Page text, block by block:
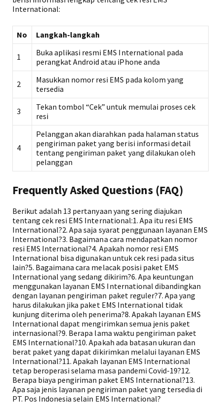
International:
No Langkah-langkah
1
Buka aplikasi resmi EMS International pada
perangkat Android atau iPhone anda
2
Masukkan nomor resi EMS pada kolom yang
tersedia
3
Tekan tombol “Cek” untuk memulai proses cek
resi
4
Pelanggan akan diarahkan pada halaman status
pengiriman paket yang berisi informasi detail
tentang pengiriman paket yang dilakukan oleh
pelanggan
Frequently Asked Questions (FAQ)
Berikut adalah 13 pertanyaan yang sering diajukan
tentang cek resi EMS International:1. Apa itu resi EMS
International?2. Apa saja syarat penggunaan layanan EMS
International?3. Bagaimana cara mendapatkan nomor
resi EMS International?4. Apakah nomor resi EMS
International bisa digunakan untuk cek resi pada situs
lain?5. Bagaimana cara melacak posisi paket EMS
International yang sedang dikirim?6. Apa keuntungan
menggunakan layanan EMS International dibandingkan
dengan layanan pengiriman paket reguler?7. Apa yang
harus dilakukan jika paket EMS International tidak
kunjung diterima oleh penerima?8. Apakah layanan EMS
International dapat mengirimkan semua jenis paket
internasional?9. Berapa lama waktu pengiriman paket
EMS International?10. Apakah ada batasan ukuran dan
berat paket yang dapat dikirimkan melalui layanan EMS
International?11. Apakah layanan EMS International
tetap beroperasi selama masa pandemi Covid-19?12.
Berapa biaya pengiriman paket EMS International?13.
Apa saja jenis layanan pengiriman paket yang tersedia di
PT. Pos Indonesia selain EMS International?